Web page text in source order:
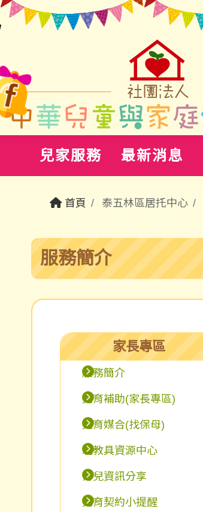
兒家服務 最新消息
首頁 泰五林區居托中心
服務簡介
家長專區
服務簡介
托育補助(家長專區)
托育媒合(找保母)
玩教具資源中心
育兒資訊分享
托育契約小提醒